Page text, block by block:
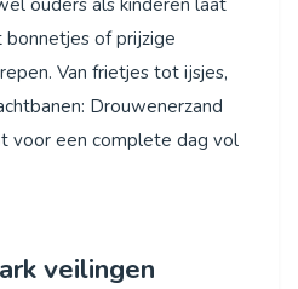
ouders als kinderen laat
of prijzige
Van frietjes tot ijsjes,
Drouwenerzand
voor een complete dag vol
veilingen